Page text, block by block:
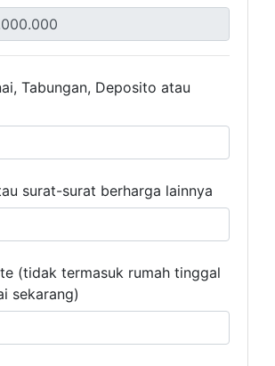
Tabungan, Deposito atau
surat-surat berharga lainnya
(tidak termasuk rumah tinggal
sekarang)